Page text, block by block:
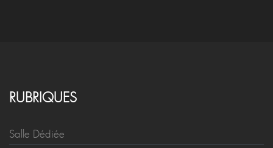
RUBRIQUES
Salle Dédiée